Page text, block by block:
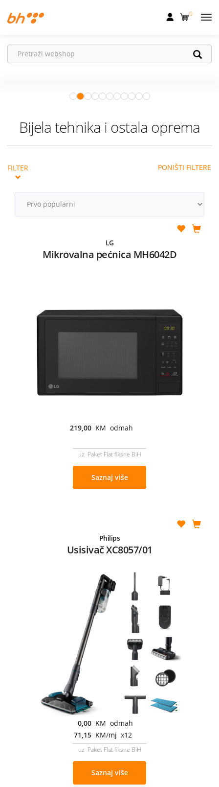
Fiksna
Uređaji
Akcije
Podrška
0
Ne propusti
Prood 04.08.–31.08. očekuju te
super pokloni!
Bijela tehnika i ostala oprema
FILTER PONIŠTI FILTERE
LG
Mikrovalna pećnica MH6042D
219,00 KM odmah
uz Paket Flat fiksne BiH
Saznaj više
Philips
Usisivač XC8057/01
0,00 KM odmah
71,15 KM/mj x12
uz Paket Flat fiksne BiH
Saznaj više